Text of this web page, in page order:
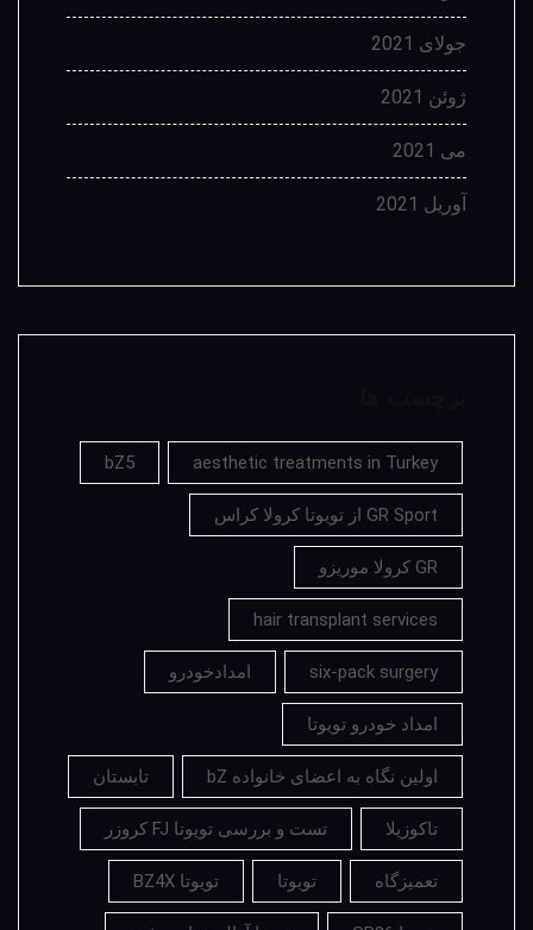
جولای 2021
ژوئن 2021
می 2021
آوریل 2021
aesthetic treatments in Turkey
bZ5
GR Sport از تویوتا کرولا کراس
GR کرولا موریزو
hair transplant services
six-pack surgery امدادخودرو
امداد خودرو تویوتا
اولین نگاه به اعضای خانواده bZ تابستان
تاکوزیلا تست و بررسی تویوتا FJ کروزر
تعمیزگاه تویوتا تویوتا BZ4X